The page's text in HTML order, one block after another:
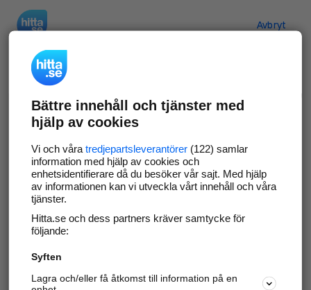
Avbryt
Verifiera ditt företag
Gör som 69 572företag
företagssida på hitta.se och syns bättre mot
kunder i ditt närområde. Helt kostnadsfritt.
Uppdatera din företagsinformation
Svara på och hantera dina omdömen
Bättre innehåll och tjänster med
hjälp av cookies
Vi och våra tredjepartsleverantörer(122) samlar
information med hjälp av cookies och
enhetsidentifierare då du besöker vår sajt. Med hjälp
av informationen kan vi utveckla vårt innehåll och våra
tjänster.
Hitta.se och dess partners kräver samtycke för
följande:
Syften
Lagra och/eller få åtkomst till information på en